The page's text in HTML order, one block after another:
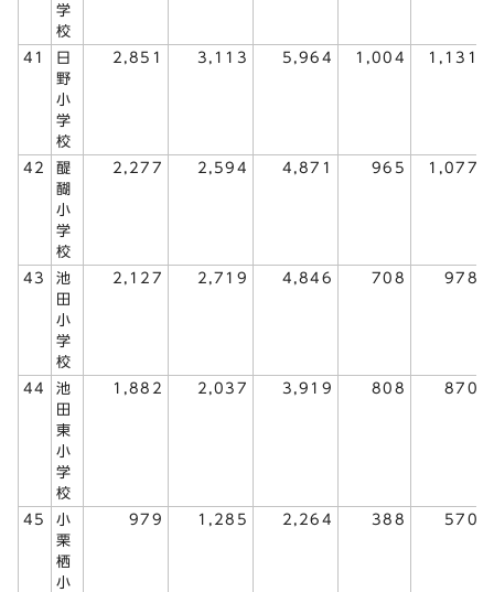
学
校
41
日
野
小
学
校
2,851 3,113 5,964 1,004 1,131
42
醍
醐
小
学
校
2,277 2,594 4,871 965 1,077
43
池
田
小
学
校
2,127 2,719 4,846 708 978
44
池
田
東
小
学
校
1,882 2,037 3,919 808 870
45
小
栗
栖
小
979 1,285 2,264 388 570